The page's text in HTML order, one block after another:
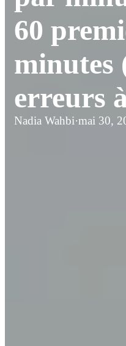
60
minutes
erreurs
Nadia Wahbi·mai 30,